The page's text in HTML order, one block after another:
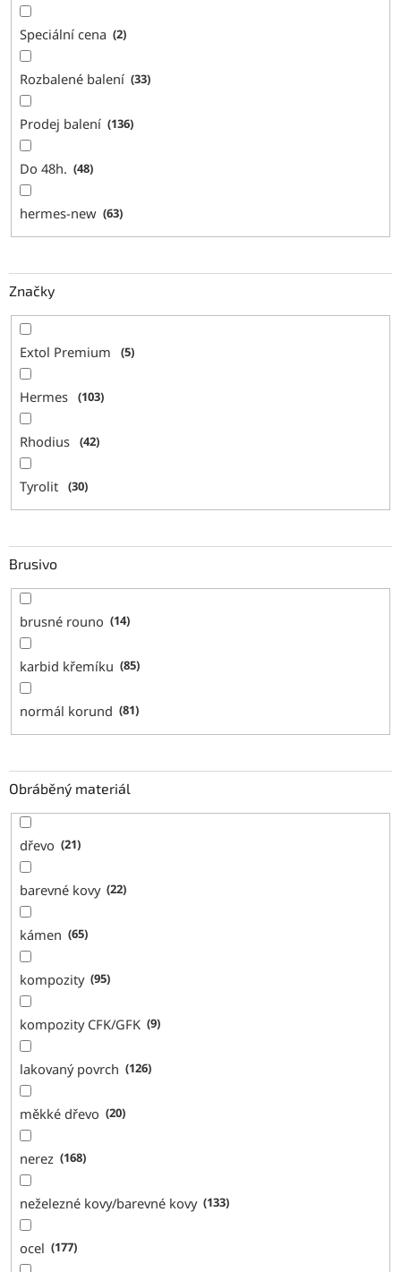
Speciální cena 2
Rozbalené balení 33
Prodej balení 136
Do 48h. 48
hermes-new 63
Značky
Extol Premium 5
Hermes 103
Rhodius 42
Tyrolit 30
Brusivo
brusné rouno 14
karbid křemíku 85
normál korund 81
Obráběný materiál
dřevo 21
barevné kovy 22
kámen 65
kompozity 95
kompozity CFK/GFK 9
lakovaný povrch 126
měkké dřevo 20
nerez 168
neželezné kovy/barevné kovy 133
ocel 177